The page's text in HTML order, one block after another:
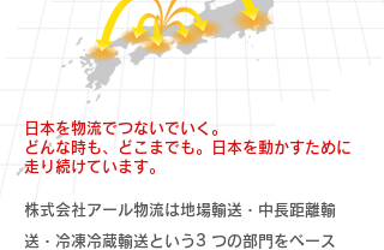
株式会社アール物流は地場輸送・中長距離輸
送・冷凍冷蔵輸送という3 つの部門をベース
日本を物流でつないでいく。
​どんな時も、どこまでも。日本を動かすために
走り続けています。